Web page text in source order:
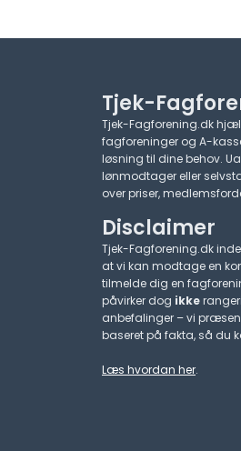
Tjek-
Tjek-Fagforening.dk
fagforeninger og A-
løsning til dine behov.
lønmodtager eller
over priser,
Disclaimer
Tjek-Fagforening.dk
at vi kan modtage en
tilmelde dig en
påvirker dog ikke
anbefalinger – vi
baseret på fakta, så du
Læs hvordan her.